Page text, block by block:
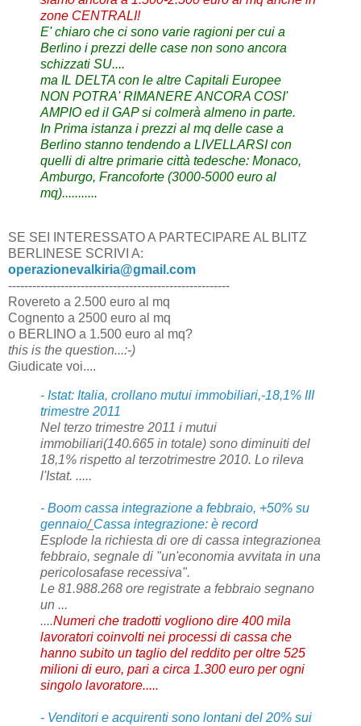
zone CENTRALI!
E' chiaro che ci sono varie ragioni per cui a
Berlino i prezzi delle case non sono ancora
schizzati SU....
ma IL DELTA con le altre Capitali Europee
NON POTRA' RIMANERE ANCORA COSI'
AMPIO ed il GAP si colmerà almeno in parte.
In Prima istanza i prezzi al mq delle case a
Berlino stanno tendendo a LIVELLARSI con
quelli di altre primarie città tedesche: Monaco,
Amburgo, Francoforte (3000-5000 euro al
mq)...........
SE SEI INTERESSATO A PARTECIPARE AL BLITZ
BERLINESE SCRIVI A:
operazionevalkiria@gmail.com
-------------------------------------------------------
Rovereto a 2.500 euro al mq
Cognento a 2500 euro al mq
o BERLINO a 1.500 euro al mq?
this is the question...:-)
Giudicate voi....
- Istat: Italia, crollano mutui immobiliari,-18,1% III
trimestre 2011
Nel terzo trimestre 2011 i mutui
immobiliari(140.665 in totale) sono diminuiti del
18,1% rispetto al terzotrimestre 2010. Lo rileva
l'Istat. .....
- Boom cassa integrazione a febbraio, +50% su
gennaio/Cassa integrazione: è record
Esplode la richiesta di ore di cassa integrazionea
febbraio, segnale di "un'economia avvitata in una
pericolosafase recessiva".
Le 81.988.268 ore registrate a febbraio segnano
un ...
....Numeri che tradotti vogliono dire 400 mila
lavoratori coinvolti nei processi di cassa che
hanno subito un taglio del reddito per oltre 525
milioni di euro, pari a circa 1.300 euro per ogni
singolo lavoratore.....
- Venditori e acquirenti sono lontani del 20% sui